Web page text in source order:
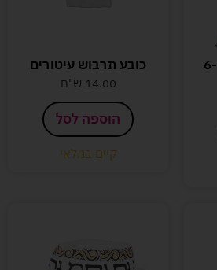
בגד גוף ורוד מידות 6-
כובע תרבוש עיטורים
14.00 ש"ח
הוספה לסל
קיים במלאי